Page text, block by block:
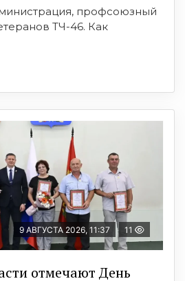
профсоюзный
ТЧ-46. Как
9 АВГУСТА 2026, 11:37 11
отмечают День